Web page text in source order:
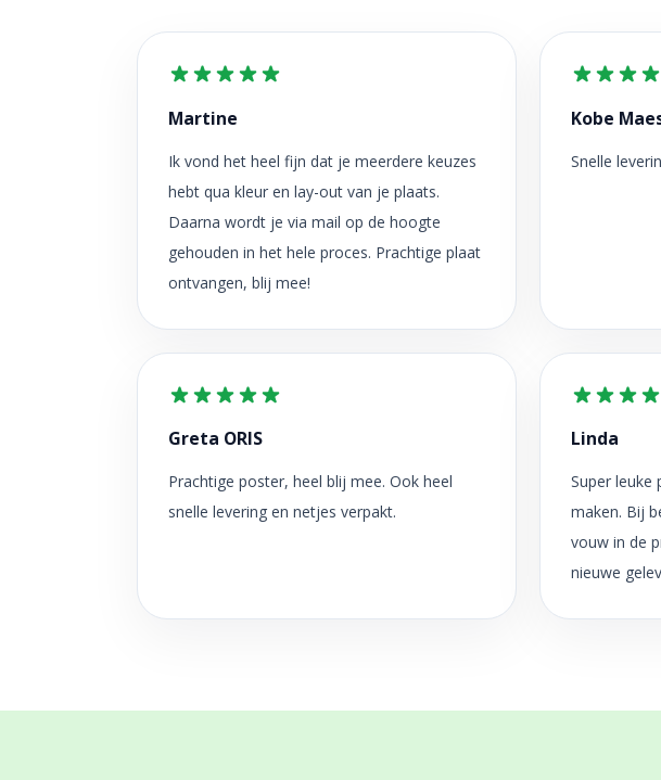
Martine
Ik vond het heel fijn dat je meerdere keuzes
hebt qua kleur en lay-out van je plaats.
Daarna wordt je via mail op de hoogte
gehouden in het hele proces. Prachtige plaat
ontvangen, blij mee!
Kobe
Snelle
Greta ORIS
Prachtige poster, heel blij mee. Ook heel
snelle levering en netjes verpakt.
Linda
Super leuke
maken. Bij
vouw in de
nieuwe